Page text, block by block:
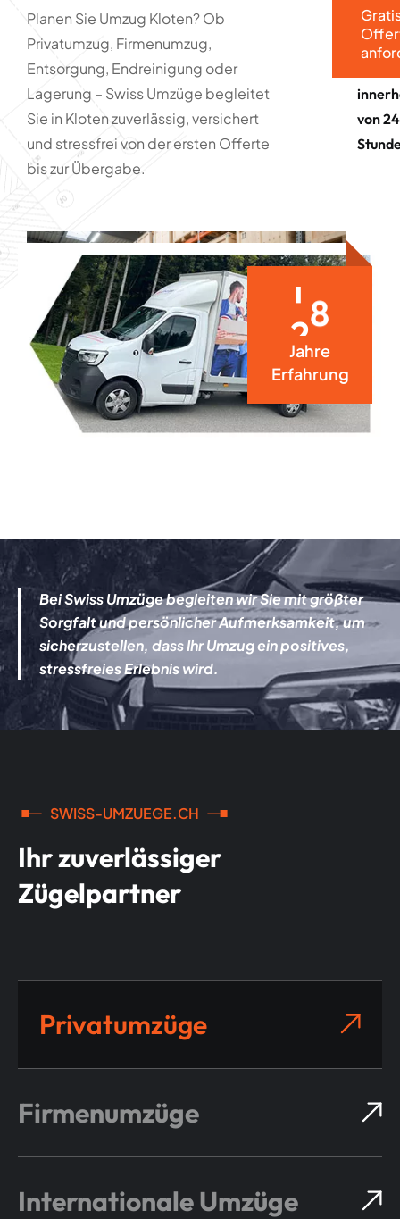
Planen Sie Umzug Kloten? Ob
Privatumzug, Firmenumzug,
Entsorgung, Endreinigung oder
Lagerung – Swiss Umzüge begleitet
Sie in Kloten zuverlässig, versichert
und stressfrei von der ersten Offerte
bis zur Übergabe.
Umzug in
Kloten
– Antwort
in 24h!
keinen
von 24
2 5
Jahre
Erfahrung
Bei Swiss Umzüge begleiten wir Sie mit größter
Sorgfalt und persönlicher Aufmerksamkeit, um
sicherzustellen, dass Ihr Umzug ein positives,
stressfreies Erlebnis wird.
SWISS-UMZUEGE.CH
Ihr zuverlässiger
Zügelpartner
Privatumzüge
Firmenumzüge
Internationale Umzüge